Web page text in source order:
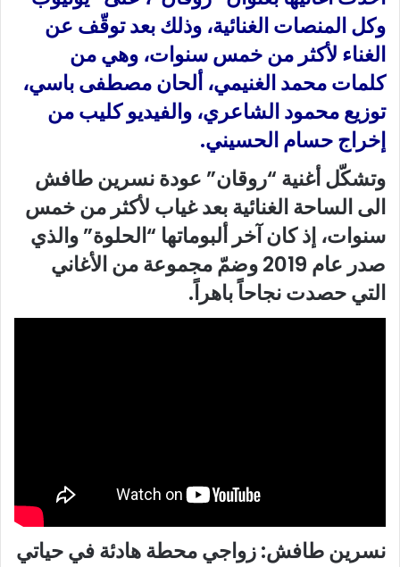
وكل المنصات الغنائية، وذلك بعد توقّف عن
الغناء لأكثر من خمس سنوات، وهي من
كلمات محمد الغنيمي، ألحان مصطفى باسي،
توزيع محمود الشاعري، والفيديو كليب من
إخراج حسام الحسيني.
وتشكّل أغنية “روقان” عودة نسرين طافش
الى الساحة الغنائية بعد غياب لأكثر من خمس
سنوات، إذ كان آخر ألبوماتها “الحلوة” والذي
صدر عام 2019 وضمّ مجموعة من الأغاني
التي حصدت نجاحاً باهراً.
نسرين طافش: زواجي محطة هادئة في حياتي